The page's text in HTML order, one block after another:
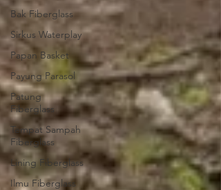
Bak Fiberglass
Sirkus Waterplay
Papan Basket
Payung Parasol
Patung
Fiberglass
Tempat Sampah
Fiberglass
Lining Fiberglass
Ilmu Fiberglass